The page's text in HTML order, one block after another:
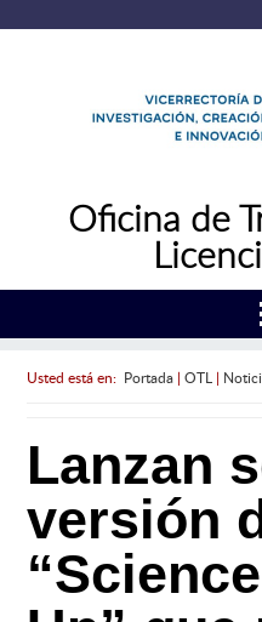
Oficina de
Usted está en: Portada| OTL |
Lanzan
versión